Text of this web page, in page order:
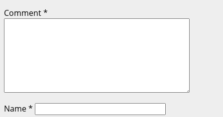
Comment*
Name*